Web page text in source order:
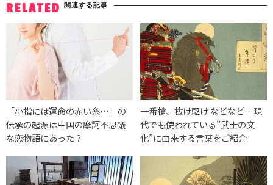
RELATED 関連する記事
「小指には運命の赤い糸…」の
伝承の起源は中国の摩訶不思議
な恋物語にあった？
一番槍、抜け駆け などなど…現
代でも使われている”武士の文
化”に由来する言葉をご紹介